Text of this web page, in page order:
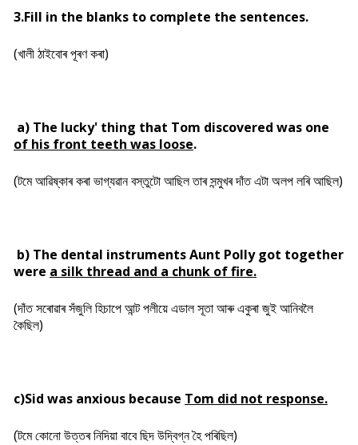
3.Fill in the blanks to complete the sentences.
(খালী ঠাইবোৰ পূৰণ কৰা)
a) The lucky' thing that Tom discovered was one
of his front teeth was loose.
(টমে আৱিষ্কাৰ কৰা ভাগ্যৱান বস্তুটো আছিল তাৰ সন্মুখৰ দাঁত এটা অলপ লৰি আছিল)
b) The dental instruments Aunt Polly got together
were a silk thread and a chunk of fire.
(দাঁত সৰোৱাৰ সঁজুলি হিচাপে আন্ট পলীয়ে এডাল সূতা আৰু একুৰা জুই আনিবলৈ
কৈছিল)
c)Sid was anxious because Tom did not response.
(টমে কোনো উত্তৰ নিদিয়া বাবে ছিদ উদ্বিগ্ন হৈ পৰিছিল)